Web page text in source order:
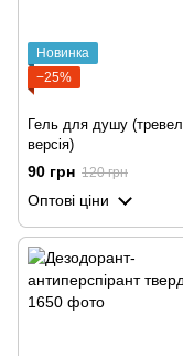
Новинка
−25%
Гель для душу (тревел
версія)
90 грн 120 грн
Оптові ціни